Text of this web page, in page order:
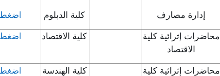
إدارة مصارف كلية الدبلوم اضغط
محاضرات إثرائية كلية
الاقتصاد
كلية الاقتصاد اضغط
محاضرات إثرائية كلية
كلية الهندسة اضغط